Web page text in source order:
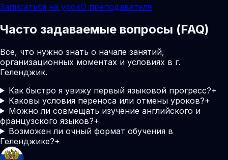
Записаться на урокО преподавателе
Часто задаваемые вопросы (FAQ)
Все, что нужно знать о начале занятий,
организационных моментах и условиях в г.
Геленджик.
Как быстро я увижу первый языковой прогресс?+
Каковы условия переноса или отмены уроков?+
Можно ли совмещать изучение английского и
французского языков?+
Возможен ли очный формат обучения в
Геленджике?+